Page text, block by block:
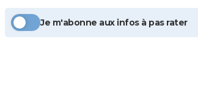
Je m'abonne aux infos à pas rater